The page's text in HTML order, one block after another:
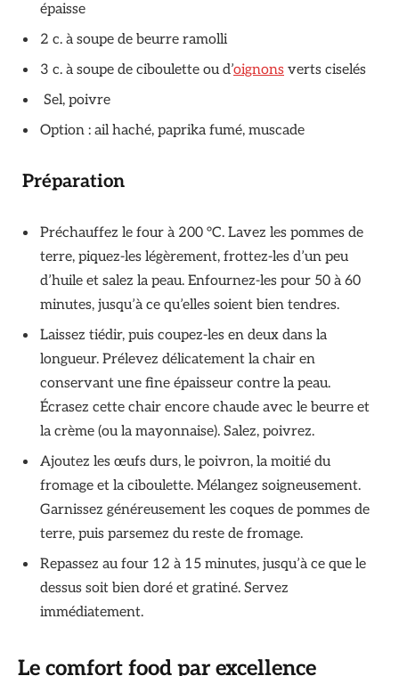
épaisse
2 c. à soupe de beurre ramolli
3 c. à soupe de ciboulette ou d’oignons verts ciselés
Sel, poivre
Option : ail haché, paprika fumé, muscade
Préparation
Préchauffez le four à 200 °C. Lavez les pommes de
terre, piquez-les légèrement, frottez-les d’un peu
d’huile et salez la peau. Enfournez-les pour 50 à 60
minutes, jusqu’à ce qu’elles soient bien tendres.
Laissez tiédir, puis coupez-les en deux dans la
longueur. Prélevez délicatement la chair en
conservant une fine épaisseur contre la peau.
Écrasez cette chair encore chaude avec le beurre et
la crème (ou la mayonnaise). Salez, poivrez.
Ajoutez les œufs durs, le poivron, la moitié du
fromage et la ciboulette. Mélangez soigneusement.
Garnissez généreusement les coques de pommes de
terre, puis parsemez du reste de fromage.
Repassez au four 12 à 15 minutes, jusqu’à ce que le
dessus soit bien doré et gratiné. Servez
immédiatement.
Le comfort food par excellence